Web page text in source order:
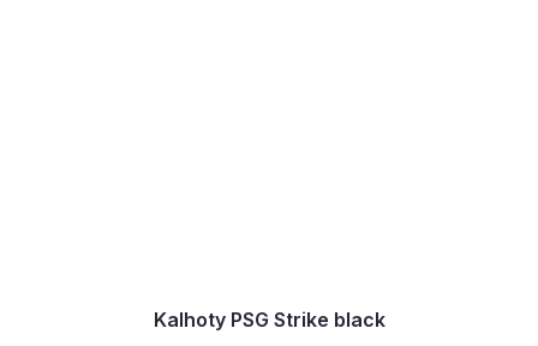
Kalhoty PSG Strike black